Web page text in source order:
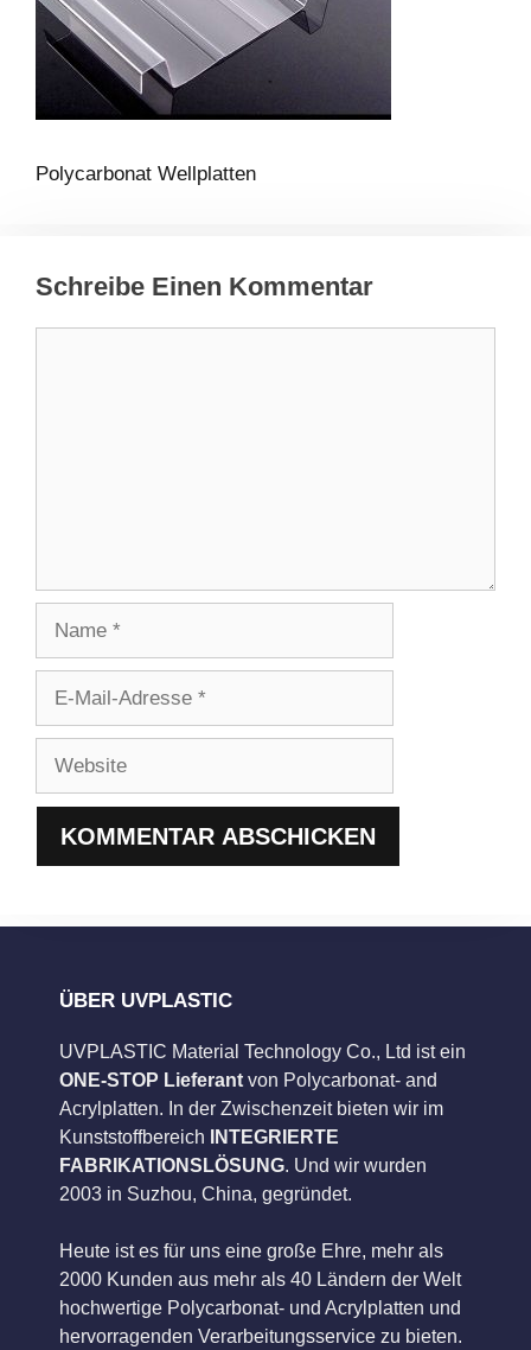
Polycarbonat Wellplatten
Schreibe Einen Kommentar
Adresse
ÜBER UVPLASTIC
UVPLASTIC Material Technology Co., Ltd ist ein
ONE-STOP Lieferant von Polycarbonat- and
Acrylplatten. In der Zwischenzeit bieten wir im
Kunststoffbereich
INTEGRIERTE
FABRIKATIONSLÖSUNG. Und wir wurden
2003 in Suzhou, China, gegründet.
Heute ist es für uns eine große Ehre, mehr als
2000 Kunden aus mehr als 40 Ländern der Welt
hochwertige Polycarbonat- und Acrylplatten und
hervorragenden Verarbeitungsservice zu bieten.